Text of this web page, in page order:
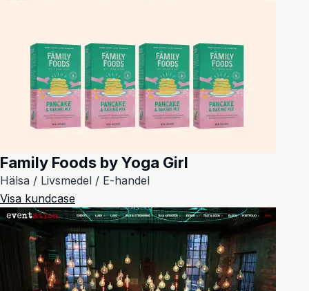
Family Foods by Yoga Girl
Hälsa / Livsmedel / E-handel
Visa kundcase